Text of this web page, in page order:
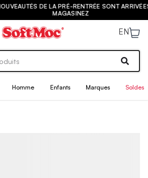
DE LA PRÉ-RENTRÉE SONT ARRIVÉES ! |
MAGASINEZ
EN
Homme Enfants Marques Soldes